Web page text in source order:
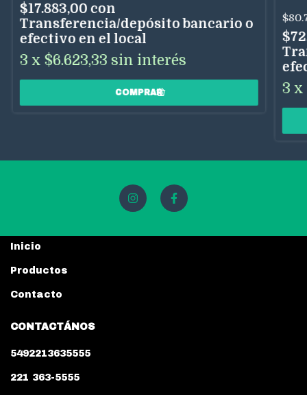
$17.883,00 con
Transferencia/depósito bancario o
efectivo en el local
3 x $6.623,33 sin interés
3 x
Inicio
Productos
Contacto
CONTACTÁNOS
5492213635555
221 363-5555